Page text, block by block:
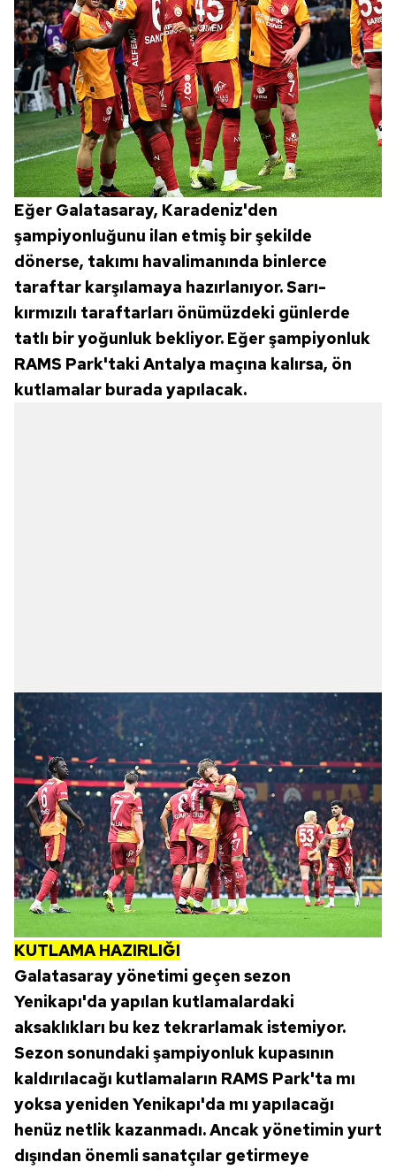
sınırlı olarak açık rızanız dahilinde kullanılacaktır.
Çerezlere ilişkin tercihlerinizi aşağıda yer alan panel
vasıtasıyla belirleyebilirsiniz. Çerezlere ilişkin detaylı bilgi
için Ayarlar butonuna tıklayabilir,Çerez Bilgilendirme
Metnimiziziyaret edebilirsiniz.
6698 sayılı Kişisel Verilerin Korunması Kanunu uyarınca
hazırlanmış Aydınlatma Metnimizi okumak ve sitemizde
ilgili mevzuata uygun olarak kullanılan çerezlerle ilgili bilgi
almak için lütfen
tıklayınız
Eğer Galatasaray, Karadeniz'den
şampiyonluğunu ilan etmiş bir şekilde
dönerse, takımı havalimanında binlerce
taraftar karşılamaya hazırlanıyor. Sarı-
kırmızılı taraftarları önümüzdeki günlerde
tatlı bir yoğunluk bekliyor. Eğer şampiyonluk
RAMS Park'taki Antalya maçına kalırsa, ön
kutlamalar burada yapılacak.
KUTLAMA HAZIRLIĞI
Galatasaray yönetimi geçen sezon
Yenikapı'da yapılan kutlamalardaki
aksaklıkları bu kez tekrarlamak istemiyor.
Sezon sonundaki şampiyonluk kupasının
kaldırılacağı kutlamaların RAMS Park'ta mı
yoksa yeniden Yenikapı'da mı yapılacağı
henüz netlik kazanmadı. Ancak yönetimin yurt
dışından önemli sanatçılar getirmeye